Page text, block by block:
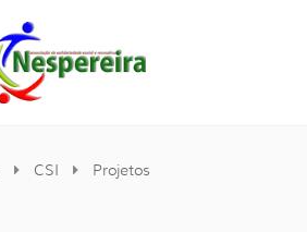
CSI Projetos